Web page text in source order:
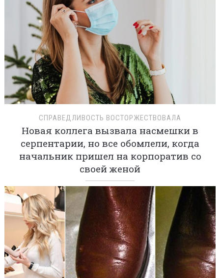
СПРАВЕДЛИВОСТЬ ВОСТОРЖЕСТВОВАЛА
Новая коллега вызвала насмешки в
серпентарии, но все обомлели, когда
начальник пришел на корпоратив со
своей женой